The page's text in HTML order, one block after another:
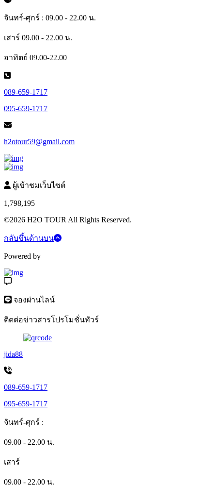
จันทร์-ศุกร์ : 09.00 - 22.00 น.
เสาร์ 09.00 - 22.00 น.
อาทิตย์ 09.00-22.00
089-659-1717
095-659-1717
h2otour59@gmail.com
ผู้เข้าชมเว็บไซต์
1,798,195
©2026 H2O TOUR All Rights Reserved.
กลับขึ้นด้านบน
Powered by
จองผ่านไลน์
ติดต่อข่าวสารโปรโมชั่นทัวร์
jida88
089-659-1717
095-659-1717
จันทร์-ศุกร์ :
09.00 - 22.00 น.
เสาร์
09.00 - 22.00 น.